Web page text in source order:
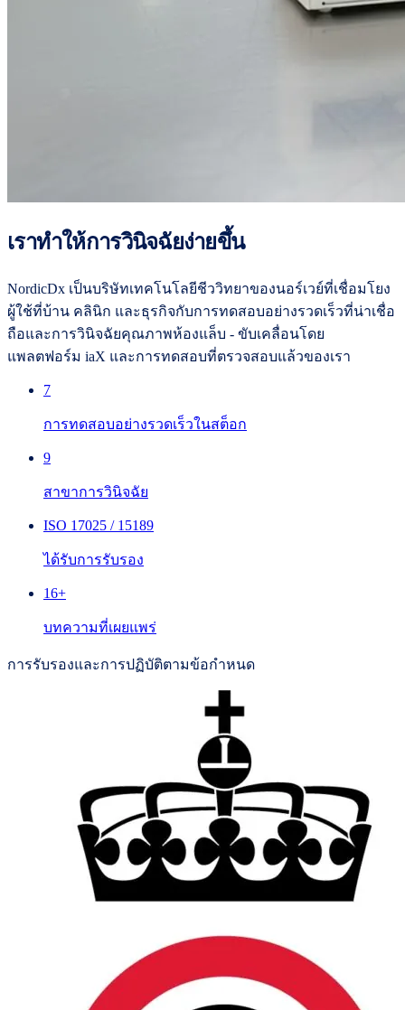
เราทำให้การวินิจฉัยง่ายขึ้น
NordicDx เป็นบริษัทเทคโนโลยีชีววิทยาของนอร์เวย์ที่เชื่อมโยง
ผู้ใช้ที่บ้าน คลินิก และธุรกิจกับการทดสอบอย่างรวดเร็วที่น่าเชื่อ
ถือและการวินิจฉัยคุณภาพห้องแล็บ - ขับเคลื่อนโดย
แพลตฟอร์ม iaX และการทดสอบที่ตรวจสอบแล้วของเรา
7
การทดสอบอย่างรวดเร็วในสต็อก
9
สาขาการวินิจฉัย
ISO 17025 / 15189
ได้รับการรับรอง
16+
บทความที่เผยแพร่
การรับรองและการปฏิบัติตามข้อกำหนด